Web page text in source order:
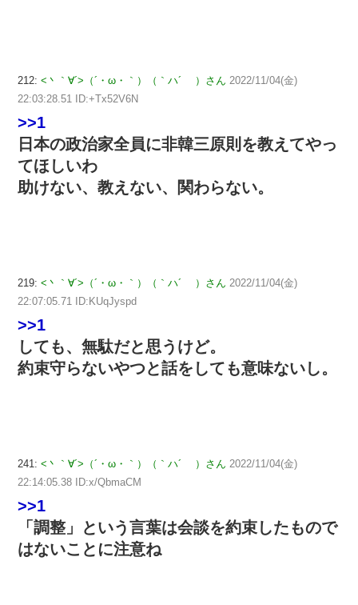
212: <丶｀∀´>（´・ω・｀）（｀ハ´ ）さん 2022/11/04(金)
22:03:28.51 ID:+Tx52V6N
>>1
日本の政治家全員に非韓三原則を教えてやっ
てほしいわ
助けない、教えない、関わらない。
219: <丶｀∀´>（´・ω・｀）（｀ハ´ ）さん 2022/11/04(金)
22:07:05.71 ID:KUqJyspd
>>1
しても、無駄だと思うけど。
約束守らないやつと話をしても意味ないし。
241: <丶｀∀´>（´・ω・｀）（｀ハ´ ）さん 2022/11/04(金)
22:14:05.38 ID:x/QbmaCM
>>1
「調整」という言葉は会談を約束したもので
はないことに注意ね